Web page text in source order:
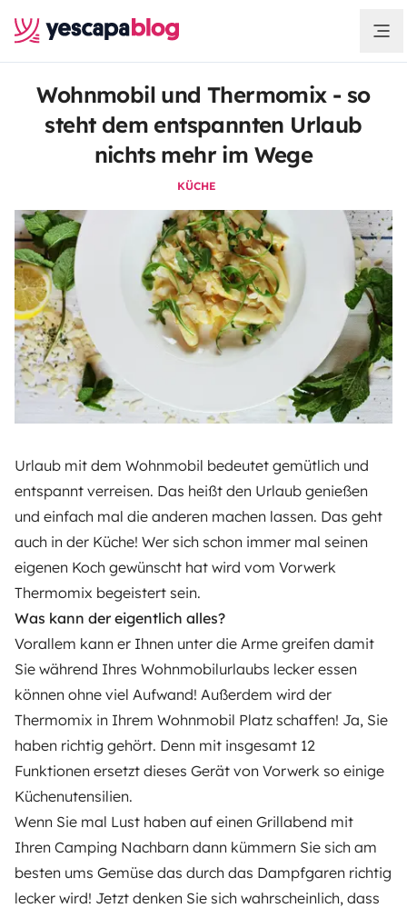
Wohnmobil und Thermomix - so
steht dem entspannten Urlaub
nichts mehr im Wege
KÜCHE
Urlaub mit dem Wohnmobil bedeutet gemütlich und
entspannt verreisen. Das heißt den Urlaub genießen
und einfach mal die anderen machen lassen. Das geht
auch in der Küche! Wer sich schon immer mal seinen
eigenen Koch gewünscht hat wird vom Vorwerk
Thermomix begeistert sein.
Was kann der eigentlich alles?
Vorallem kann er Ihnen unter die Arme greifen damit
Sie während Ihres Wohnmobilurlaubs lecker essen
können ohne viel Aufwand! Außerdem wird der
Thermomix in Ihrem Wohnmobil Platz schaffen! Ja, Sie
haben richtig gehört. Denn mit insgesamt 12
Funktionen ersetzt dieses Gerät von Vorwerk so einige
Küchenutensilien.
Wenn Sie mal Lust haben auf einen Grillabend mit
Ihren Camping Nachbarn dann kümmern Sie sich am
besten ums Gemüse das durch das Dampfgaren richtig
lecker wird! Jetzt denken Sie sich wahrscheinlich, dass